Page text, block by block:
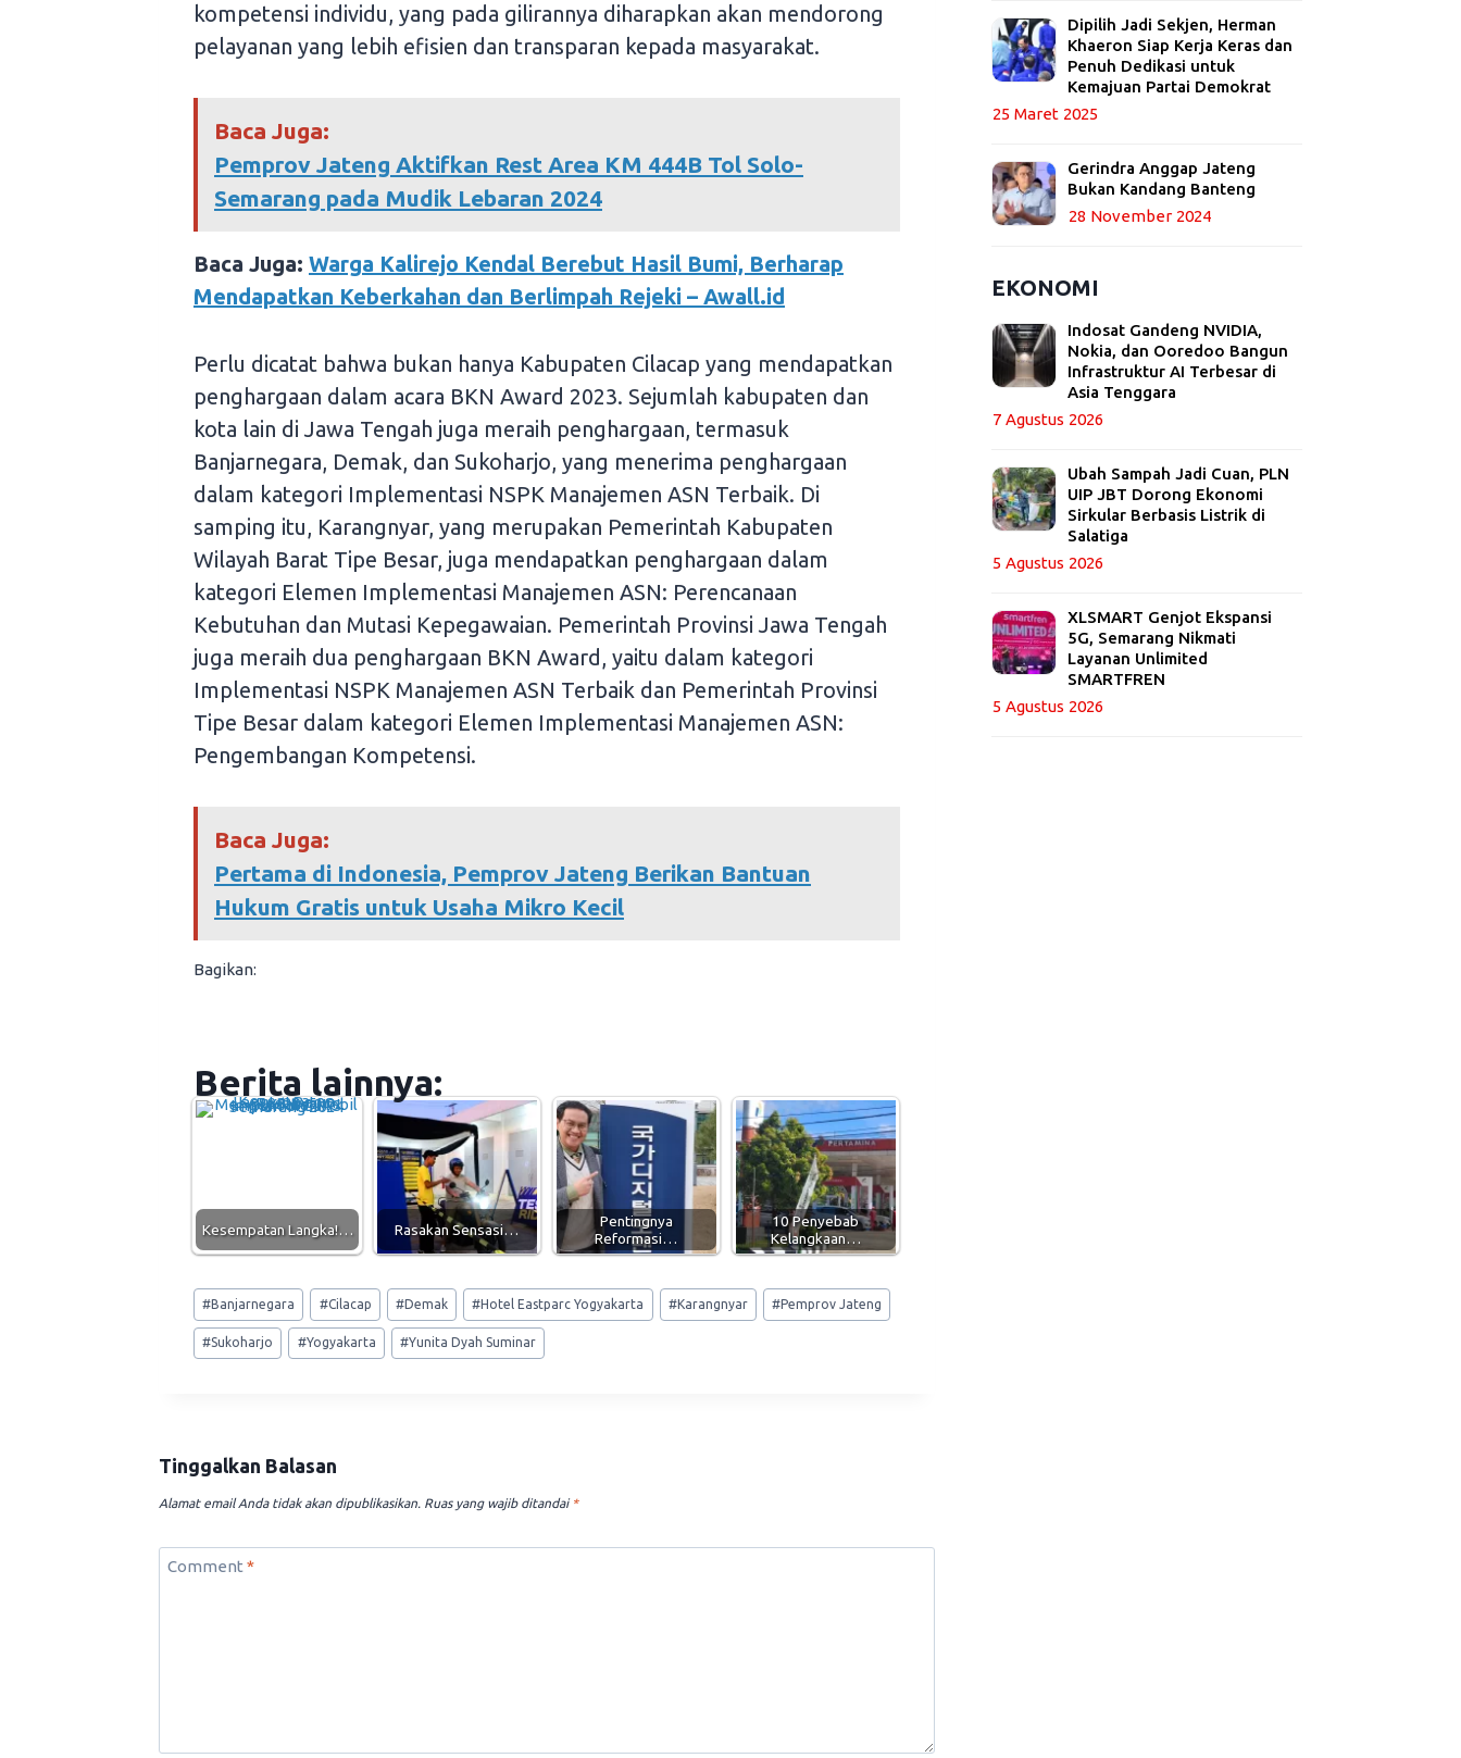
kompetensi individu, yang pada gilirannya diharapkan akan mendorong
pelayanan yang lebih efisien dan transparan kepada masyarakat.
Baca Juga:
Pemprov Jateng Aktifkan Rest Area KM 444B Tol Solo-
Semarang pada Mudik Lebaran 2024
Baca Juga: Warga Kalirejo Kendal Berebut Hasil Bumi, Berharap
Mendapatkan Keberkahan dan Berlimpah Rejeki – Awall.id
Perlu dicatat bahwa bukan hanya Kabupaten Cilacap yang mendapatkan
penghargaan dalam acara BKN Award 2023. Sejumlah kabupaten dan
kota lain di Jawa Tengah juga meraih penghargaan, termasuk
Banjarnegara, Demak, dan Sukoharjo, yang menerima penghargaan
dalam kategori Implementasi NSPK Manajemen ASN Terbaik. Di
samping itu, Karangnyar, yang merupakan Pemerintah Kabupaten
Wilayah Barat Tipe Besar, juga mendapatkan penghargaan dalam
kategori Elemen Implementasi Manajemen ASN: Perencanaan
Kebutuhan dan Mutasi Kepegawaian. Pemerintah Provinsi Jawa Tengah
juga meraih dua penghargaan BKN Award, yaitu dalam kategori
Implementasi NSPK Manajemen ASN Terbaik dan Pemerintah Provinsi
Tipe Besar dalam kategori Elemen Implementasi Manajemen ASN:
Pengembangan Kompetensi.
Baca Juga:
Pertama di Indonesia, Pemprov Jateng Berikan Bantuan
Hukum Gratis untuk Usaha Mikro Kecil
Bagikan:
Berita lainnya:
Kesempatan Langka!… Rasakan Sensasi…
Pentingnya
Reformasi…
10 Penyebab
Kelangkaan…
Post
Tags:
#Banjarnegara #Cilacap #Demak #Hotel Eastparc Yogyakarta #Karangnyar #Pemprov Jateng
#Sukoharjo #Yogyakarta #Yunita Dyah Suminar
Tinggalkan Balasan
Alamat email Anda tidak akan dipublikasikan. Ruas yang wajib ditandai *
Comment *
Dipilih Jadi Sekjen, Herman
Khaeron Siap Kerja Keras dan
Penuh Dedikasi untuk
Kemajuan Partai Demokrat
25 Maret 2025
Gerindra Anggap Jateng
Bukan Kandang Banteng
28 November 2024
EKONOMI
Indosat Gandeng NVIDIA,
Nokia, dan Ooredoo Bangun
Infrastruktur AI Terbesar di
Asia Tenggara
7 Agustus 2026
Ubah Sampah Jadi Cuan, PLN
UIP JBT Dorong Ekonomi
Sirkular Berbasis Listrik di
Salatiga
5 Agustus 2026
XLSMART Genjot Ekspansi
5G, Semarang Nikmati
Layanan Unlimited
SMARTFREN
5 Agustus 2026